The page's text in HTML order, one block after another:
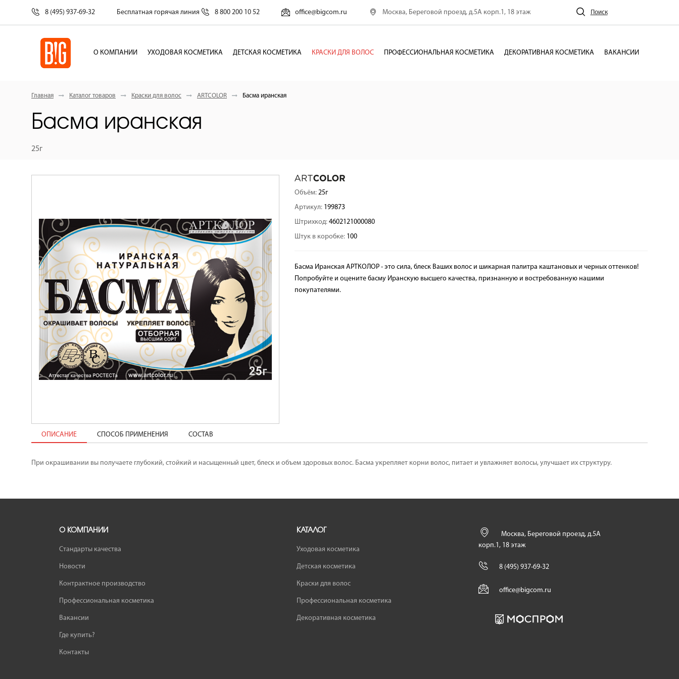
8 (495) 937-69-32 Бесплатная горячая линия 8 800 200 10 52 office@bigcom.ru Москва, Береговой проезд, д.5А корп.1, 18 этаж Поиск
О КОМПАНИИ УХОДОВАЯ КОСМЕТИКА ДЕТСКАЯ КОСМЕТИКА КРАСКИ ДЛЯ ВОЛОС ПРОФЕССИОНАЛЬНАЯ КОСМЕТИКА ДЕКОРАТИВНАЯ КОСМЕТИКА ВАКАНСИИ
Главная Каталог товаров Краски для волос ARTCOLOR Басма иранская
Басма иранская
25г
Объём: 25г
Артикул: 199873
Штрихкод: 4602121000080
Штук в коробке: 100
Басма Иранская АРТКОЛОР - это сила, блеск Ваших волос и шикарная палитра каштановых и черных оттенков!
Попробуйте и оцените басму Иранскую высшего качества, признанную и востребованную нашими
покупателями.
ОПИСАНИЕ СПОСОБ ПРИМЕНЕНИЯ СОСТАВ
При окрашивании вы получаете глубокий, стойкий и насыщенный цвет, блеск и объем здоровых волос. Басма укрепляет корни волос, питает и увлажняет волосы, улучшает их структуру.
О КОМПАНИИ
Стандарты качества
Новости
Контрактное производство
Профессиональная косметика
Вакансии
Где купить?
Контакты
КАТАЛОГ
Уходовая косметика
Детская косметика
Краски для волос
Профессиональная косметика
Декоративная косметика
Москва, Береговой проезд, д.5А
корп.1, 18 этаж
8 (495) 937-69-32
office@bigcom.ru